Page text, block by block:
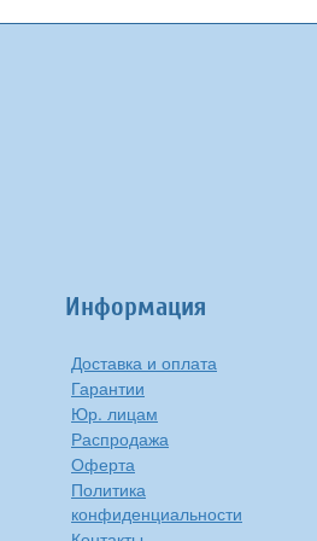
Информация
Доставка и оплата
Гарантии
Юр. лицам
Распродажа
Оферта
Политика
конфиденциальности